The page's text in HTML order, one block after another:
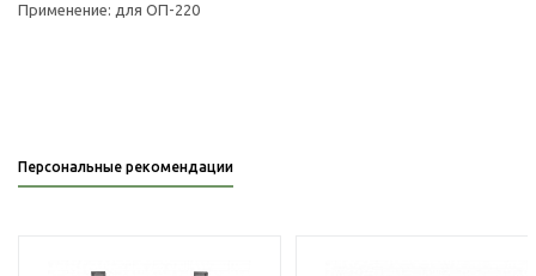
Применение: для ОП-220
Персональные рекомендации